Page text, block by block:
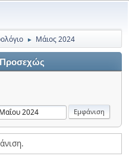
► Μάιος 2024
Προσεχώς